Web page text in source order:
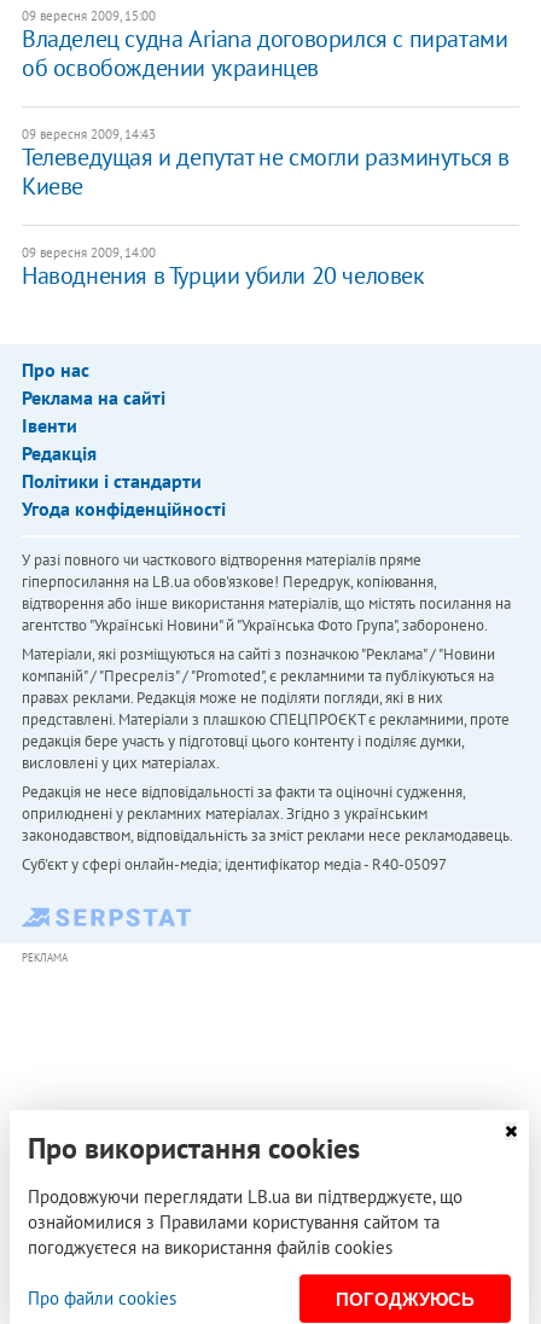
09 вересня 2009, 15:00
Владелец судна Ariana договорился с пиратами
об освобождении украинцев
09 вересня 2009, 14:43
Телеведущая и депутат не смогли разминуться в
Киеве
09 вересня 2009, 14:00
Наводнения в Турции убили 20 человек
Про нас
Реклама на сайті
Івенти
Редакція
Політики і стандарти
Угода конфіденційності
У разі повного чи часткового відтворення матеріалів пряме
гіперпосилання на LB.ua обов'язкове! Передрук, копіювання,
відтворення або інше використання матеріалів, що містять посилання на
агентство "Українськi Новини" й "Українська Фото Група", заборонено.
Матеріали, які розміщуються на сайті з позначкою "Реклама" / "Новини
компаній" / "Пресреліз" / "Promoted", є рекламними та публікуються на
правах реклами. Редакція може не поділяти погляди, які в них
представлені. Матеріали з плашкою СПЕЦПРОЄКТ є рекламними, проте
редакція бере участь у підготовці цього контенту і поділяє думки,
висловлені у цих матеріалах.
Редакція не несе відповідальності за факти та оціночні судження,
оприлюднені у рекламних матеріалах. Згідно з українським
законодавством, відповідальність за зміст реклами несе рекламодавець.
Cуб'єкт у сфері онлайн-медіа; ідентифікатор медіа - R40-05097
РЕКЛАМА
Про використання cookies
Продовжуючи переглядати LB.ua ви підтверджуєте, що
ознайомилися з Правилами користування сайтом та
погоджуєтеся на використання файлів cookies
Про файли cookies ПОГОДЖУЮСЬ